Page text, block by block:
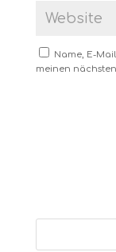
Name, E-
meinen